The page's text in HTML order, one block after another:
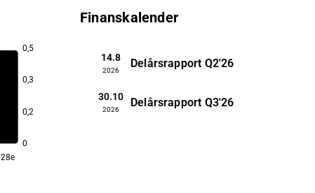
0,5
0,3
0,2
0
28e
Finanskalender
14.8
2026
Delårsrapport Q2'26
30.10
2026
Delårsrapport Q3'26